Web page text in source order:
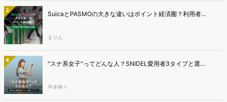
3 SuicaとPASMOの大きな違いはポイント経済圏？利用者...
まりん
4 "スナ系女子"ってどんな人？SNIDEL愛用者3タイプと選...
平本寧々